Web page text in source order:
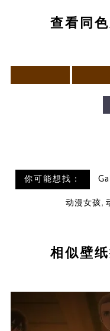
查看同
你可能想找：
动漫女孩,
相似壁